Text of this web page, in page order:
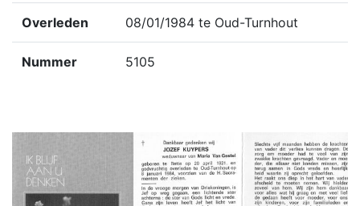
Overleden 08/01/1984 te Oud-Turnhout
Nummer 5105